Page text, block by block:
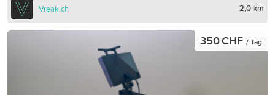
Vreak.ch 2,0 km
350 CHF / Tag